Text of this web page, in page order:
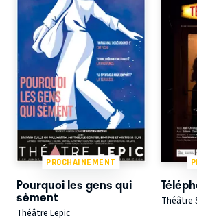
PROCHAINEMENT
Pourquoi les gens qui
sèment
Théâtre Lepic
Théâtre